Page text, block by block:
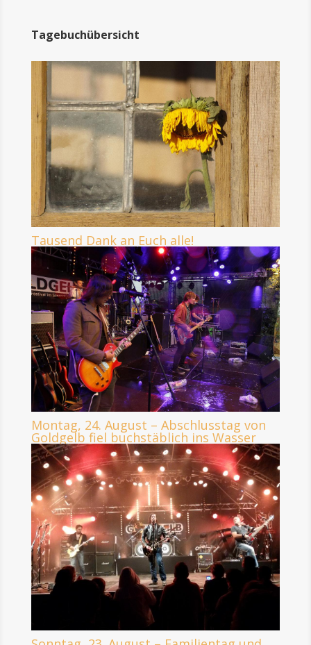
Tagebuchübersicht
Tausend Dank an Euch alle!
Montag, 24. August – Abschlusstag von
Goldgelb fiel buchstäblich ins Wasser